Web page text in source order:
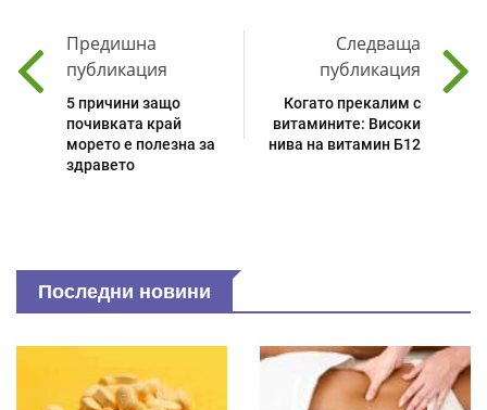
Предишна
публикация
5 причини защо
почивката край
морето е полезна за
здравето
Следваща
публикация
Когато прекалим с
витамините: Високи
нива на витамин Б12
Последни новини